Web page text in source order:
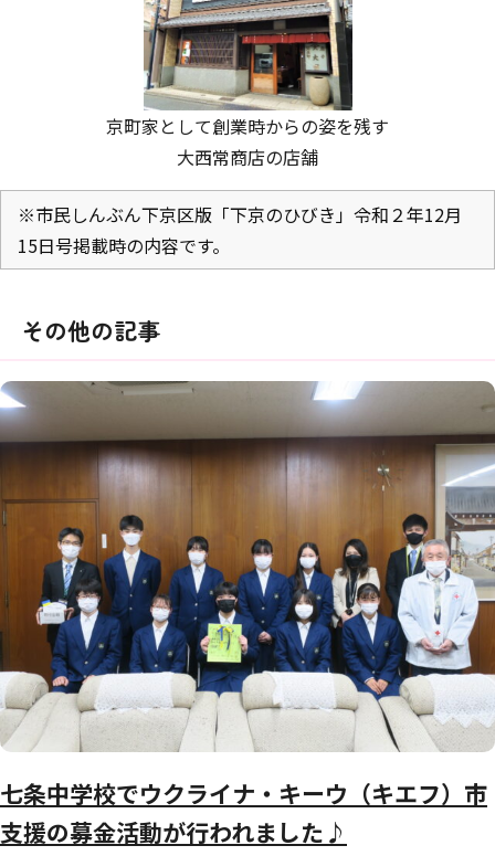
京町家として創業時からの姿を残す
大西常商店の店舗
※市民しんぶん下京区版「下京のひびき」令和２年12月
15日号掲載時の内容です。
その他の記事
七条中学校でウクライナ・キーウ（キエフ）市
支援の募金活動が行われました♪